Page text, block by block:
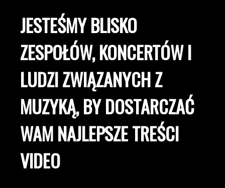
JESTEŚMY BLISKO
ZESPOŁÓW, KONCERTÓW I
LUDZI ZWIĄZANYCH Z
MUZYKĄ, BY DOSTARCZAĆ
WAM NAJLEPSZE TREŚCI
VIDEO